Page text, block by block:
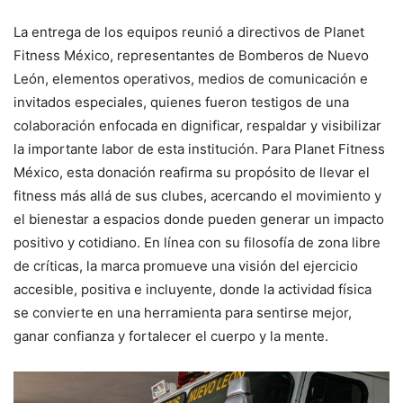
La entrega de los equipos reunió a directivos de Planet
Fitness México, representantes de Bomberos de Nuevo
León, elementos operativos, medios de comunicación e
invitados especiales, quienes fueron testigos de una
colaboración enfocada en dignificar, respaldar y visibilizar
la importante labor de esta institución. Para Planet Fitness
México, esta donación reafirma su propósito de llevar el
fitness más allá de sus clubes, acercando el movimiento y
el bienestar a espacios donde pueden generar un impacto
positivo y cotidiano. En línea con su filosofía de zona libre
de críticas, la marca promueve una visión del ejercicio
accesible, positiva e incluyente, donde la actividad física
se convierte en una herramienta para sentirse mejor,
ganar confianza y fortalecer el cuerpo y la mente.